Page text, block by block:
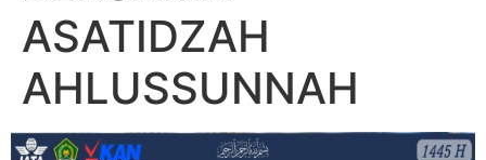
ASATIDZAH
AHLUSSUNNAH